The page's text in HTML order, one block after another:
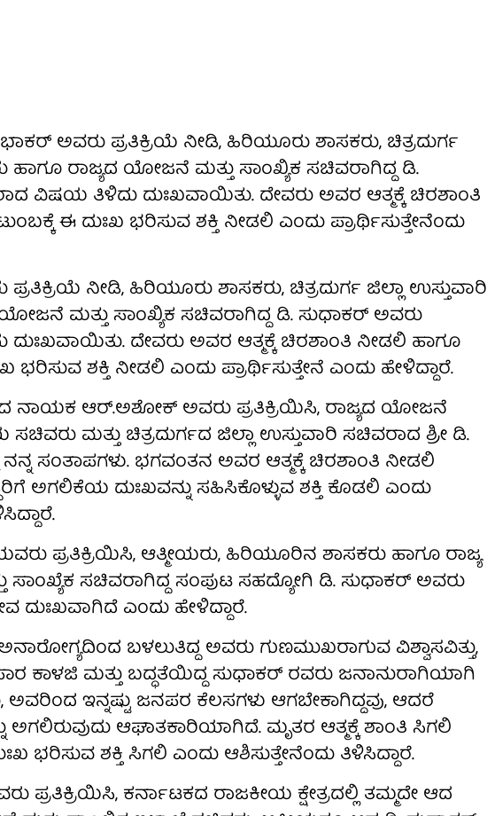
ಅವರು ಪ್ರತಿಕ್ರಿಯೆ ನೀಡಿ, ಹಿರಿಯೂರು ಶಾಸಕರು, ಚಿತ್ರದುರ್ಗ
ಹಾಗೂ ರಾಜ್ಯದ ಯೋಜನೆ ಮತ್ತು ಸಾಂಖ್ಯಿಕ ಸಚಿವರಾಗಿದ್ದ ಡಿ.
ವಿಷಯ‌ ತಿಳಿದು ದುಃಖವಾಯಿತು. ದೇವರು ಅವರ ಆತ್ಮಕ್ಕೆ ಚಿರಶಾಂತಿ
ಈ ದುಃಖ ಭರಿಸುವ ಶಕ್ತಿ ನೀಡಲಿ ಎಂದು ಪ್ರಾರ್ಥಿಸುತ್ತೇನೆಂದು
ನೀಡಿ, ಹಿರಿಯೂರು ಶಾಸಕರು, ಚಿತ್ರದುರ್ಗ ಜಿಲ್ಲಾ ಉಸ್ತುವಾರಿ
ಮತ್ತು ಸಾಂಖ್ಯಿಕ ಸಚಿವರಾಗಿದ್ದ ಡಿ. ಸುಧಾಕರ್ ಅವರು
ದೇವರು ಅವರ ಆತ್ಮಕ್ಕೆ ಚಿರಶಾಂತಿ ನೀಡಲಿ ಹಾಗೂ
ಭರಿಸುವ ಶಕ್ತಿ ನೀಡಲಿ ಎಂದು ಪ್ರಾರ್ಥಿಸುತ್ತೇನೆ ಎಂದು ಹೇಳಿದ್ದಾರೆ.
ನಾಯಕ ಆರ್.ಅಶೋಕ್ ಅವರು ಪ್ರತಿಕ್ರಿಯಿಸಿ, ರಾಜ್ಯದ ಯೋಜನೆ
ಮತ್ತು ಚಿತ್ರದುರ್ಗದ ಜಿಲ್ಲಾ ಉಸ್ತುವಾರಿ ಸಚಿವರಾದ ಶ್ರೀ ಡಿ.
ಸಂತಾಪಗಳು. ಭಗವಂತನ ಅವರ ಆತ್ಮಕ್ಕೆ ಚಿರಶಾಂತಿ ನೀಡಲಿ
ಅಗಲಿಕೆಯ ದುಃಖವನ್ನು ಸಹಿಸಿಕೊಳ್ಳುವ ಶಕ್ತಿ ಕೊಡಲಿ ಎಂದು
ಪ್ರತಿಕ್ರಿಯಿಸಿ, ಆತ್ಮೀಯರು, ಹಿರಿಯೂರಿನ ಶಾಸಕರು ಹಾಗೂ ರಾಜ್ಯ
ಸಚಿವರಾಗಿದ್ದ ಸಂಪುಟ ಸಹದ್ಯೋಗಿ ಡಿ. ಸುಧಾಕರ್ ಅವರು
ದುಃಖವಾಗಿದೆ ಎಂದು ಹೇಳಿದ್ದಾರೆ.
ಬಳಲುತಿದ್ದ ಅವರು ಗುಣಮುಖರಾಗುವ ವಿಶ್ವಾಸವಿತ್ತು,
ಕಾಳಜಿ ಮತ್ತು ಬದ್ಧತೆಯಿದ್ದ ಸುಧಾಕರ್ ರವರು ಜನಾನುರಾಗಿಯಾಗಿ
ಇನ್ನಷ್ಟು ಜನಪರ ಕೆಲಸಗಳು ಆಗಬೇಕಾಗಿದ್ದವು, ಆದರೆ
ಅಗಲಿರುವುದು ಆಘಾತಕಾರಿಯಾಗಿದೆ. ಮೃತರ ಆತ್ಮಕ್ಕೆ ಶಾಂತಿ ಸಿಗಲಿ
ಭರಿಸುವ ಶಕ್ತಿ ಸಿಗಲಿ ಎಂದು ಆಶಿಸುತ್ತೇನೆಂದು ತಿಳಿಸಿದ್ದಾರೆ.
ಪ್ರತಿಕ್ರಿಯಿಸಿ, ಕರ್ನಾಟಕದ ರಾಜಕೀಯ ಕ್ಷೇತ್ರದಲ್ಲಿ ತಮ್ಮದೇ ಆದ